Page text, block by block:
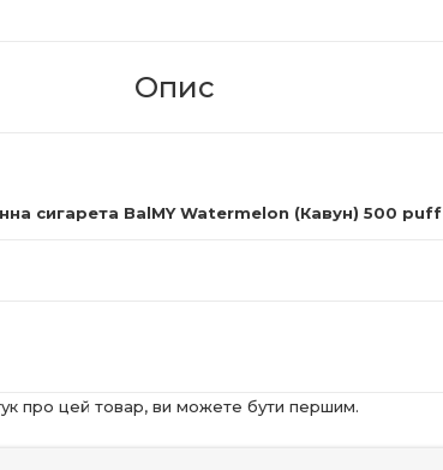
Опис
сигарета BalMY Watermelon (Кавун) 500 puff
про цей товар, ви можете бути першим.